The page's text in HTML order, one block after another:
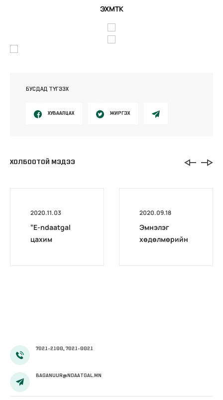
ЭХМТК
БУСДАД ТҮГЭЭХ
ХУВААЛЦАХ ЖИРГЭХ
ХОЛБООТОЙ МЭДЭЭ
2020.11.03
“E-ndaatgal
цахим
2020.09.18
Эмнэлэг
хөдөлмөрийн
7021-2100, 7021-0021
BAGANUUR@NDAATGAL.MN